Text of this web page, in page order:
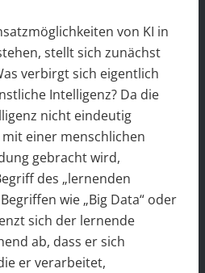
von KI in
stellt sich zunächst
verbirgt sich eigentlich
Intelligenz? Da die
nicht eindeutig
einer menschlichen
gebracht wird,
des „lernenden
wie „Big Data“ oder
sich der lernende
ab, dass er sich
er verarbeitet,